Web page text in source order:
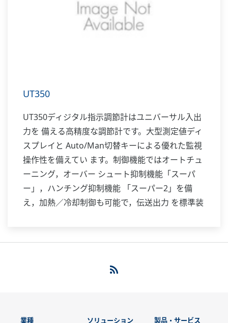
UT350
UT350ディジタル指示調節計はユニバーサル入出
力を 備える高精度な調節計です。大型測定値ディ
スプレイと Auto/Man切替キーによる優れた監視
操作性を備えてい ます。制御機能ではオートチュ
ーニング，オーバー シュート抑制機能「スーパ
ー」，ハンチング抑制機能 「スーパー2」を備
え，加熱／冷却制御も可能で，伝送出力 を標準装
クラス上 の機能と実力を備えた調節計です。
業種 ソリューション 製品・サービス